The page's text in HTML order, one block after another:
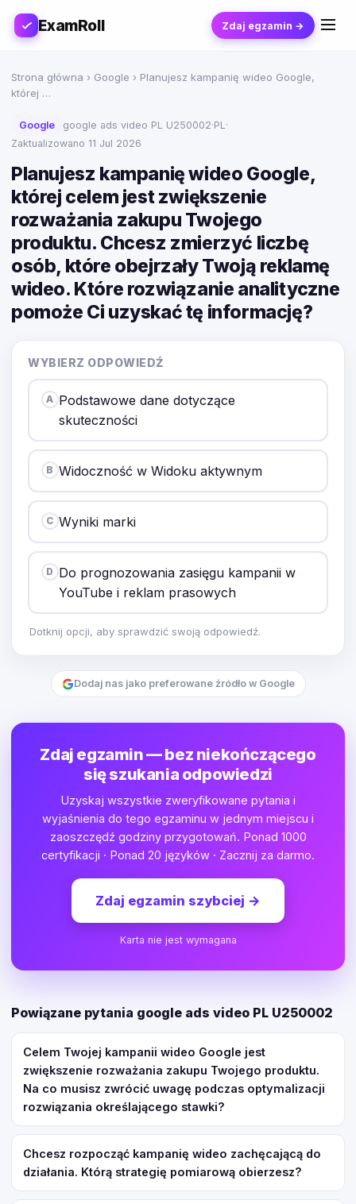
ExamRoll Zdaj egzamin →
Strona główna › Google › Planujesz kampanię wideo Google,
której …
Google google ads video PL U250002·PL·
Zaktualizowano 11 Jul 2026
Planujesz kampanię wideo Google,
której celem jest zwiększenie
rozważania zakupu Twojego
produktu. Chcesz zmierzyć liczbę
osób, które obejrzały Twoją reklamę
wideo. Które rozwiązanie analityczne
pomoże Ci uzyskać tę informację?
WYBIERZ ODPOWIEDŹ
A Podstawowe dane dotyczące
skuteczności
B Widoczność w Widoku aktywnym
C Wyniki marki
D Do prognozowania zasięgu kampanii w
YouTube i reklam prasowych
Dotknij opcji, aby sprawdzić swoją odpowiedź.
Dodaj nas jako preferowane źródło w Google
Zdaj egzamin — bez niekończącego
się szukania odpowiedzi
Uzyskaj wszystkie zweryfikowane pytania i
wyjaśnienia do tego egzaminu w jednym miejscu i
zaoszczędź godziny przygotowań. Ponad 1000
certyfikacji · Ponad 20 języków · Zacznij za darmo.
Zdaj egzamin szybciej →
Karta nie jest wymagana
Powiązane pytania google ads video PL U250002
Celem Twojej kampanii wideo Google jest
zwiększenie rozważania zakupu Twojego produktu.
Na co musisz zwrócić uwagę podczas optymalizacji
rozwiązania określającego stawki?
Chcesz rozpocząć kampanię wideo zachęcającą do
działania. Którą strategię pomiarową obierzesz?